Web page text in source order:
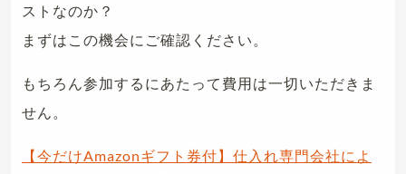
ストなのか？
まずはこの機会にご確認ください。
もちろん参加するにあたって費用は一切いただきま
せん。
【今だけAmazonギフト券付】仕入れ専門会社によ